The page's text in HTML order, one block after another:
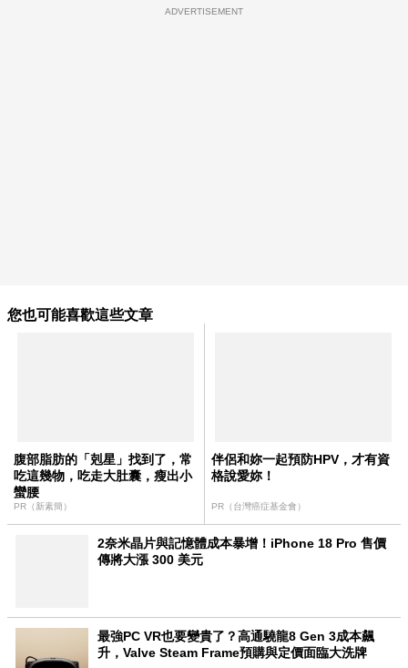
ADVERTISEMENT
您也可能喜歡這些文章
腹部脂肪的「剋星」找到了，常
吃這幾物，吃走大肚囊，瘦出小
蠻腰
PR（新素簡）
伴侶和妳一起預防HPV，才有資
格說愛妳！
PR（台灣癌症基金會）
2奈米晶片與記憶體成本暴增！iPhone 18 Pro 售價
傳將大漲 300 美元
最強PC VR也要變貴了？高通驍龍8 Gen 3成本飆
升，Valve Steam Frame預購與定價面臨大洗牌